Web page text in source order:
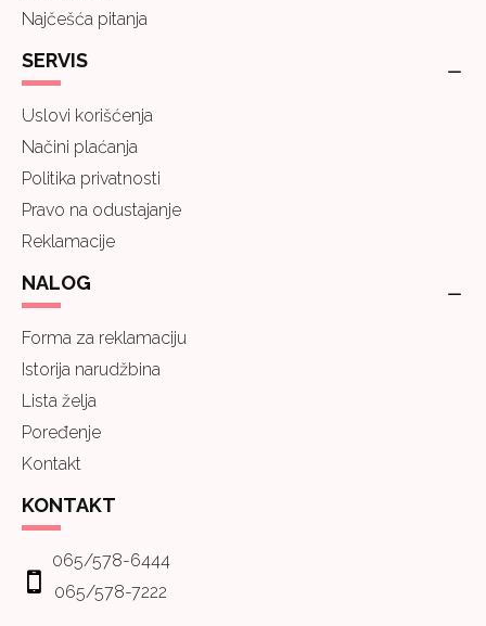
Najčešća pitanja
SERVIS
Uslovi korišćenja
Načini plaćanja
Politika privatnosti
Pravo na odustajanje
Reklamacije
NALOG
Forma za reklamaciju
Istorija narudžbina
Lista želja
Poređenje
Kontakt
KONTAKT
065/578-6444
065/578-7222